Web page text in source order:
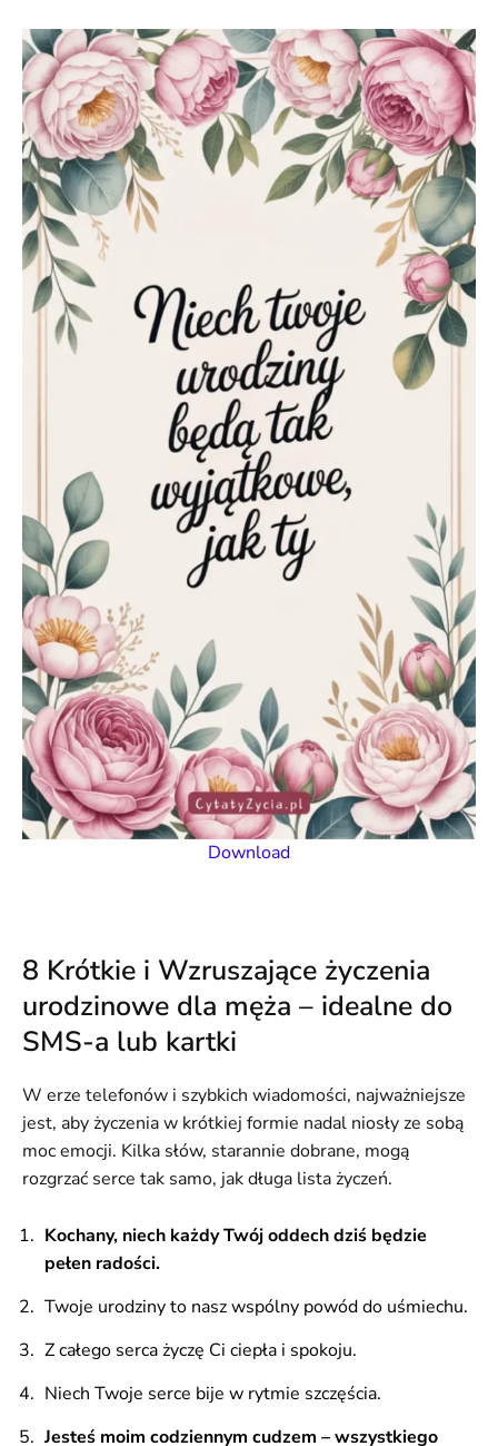
Download
8 Krótkie i Wzruszające życzenia
urodzinowe dla męża – idealne do
SMS-a lub kartki
W erze telefonów i szybkich wiadomości, najważniejsze
jest, aby życzenia w krótkiej formie nadal niosły ze sobą
moc emocji. Kilka słów, starannie dobrane, mogą
rozgrzać serce tak samo, jak długa lista życzeń.
Kochany, niech każdy Twój oddech dziś będzie
pełen radości.
Twoje urodziny to nasz wspólny powód do uśmiechu.
Z całego serca życzę Ci ciepła i spokoju.
Niech Twoje serce bije w rytmie szczęścia.
Jesteś moim codziennym cudzem – wszystkiego